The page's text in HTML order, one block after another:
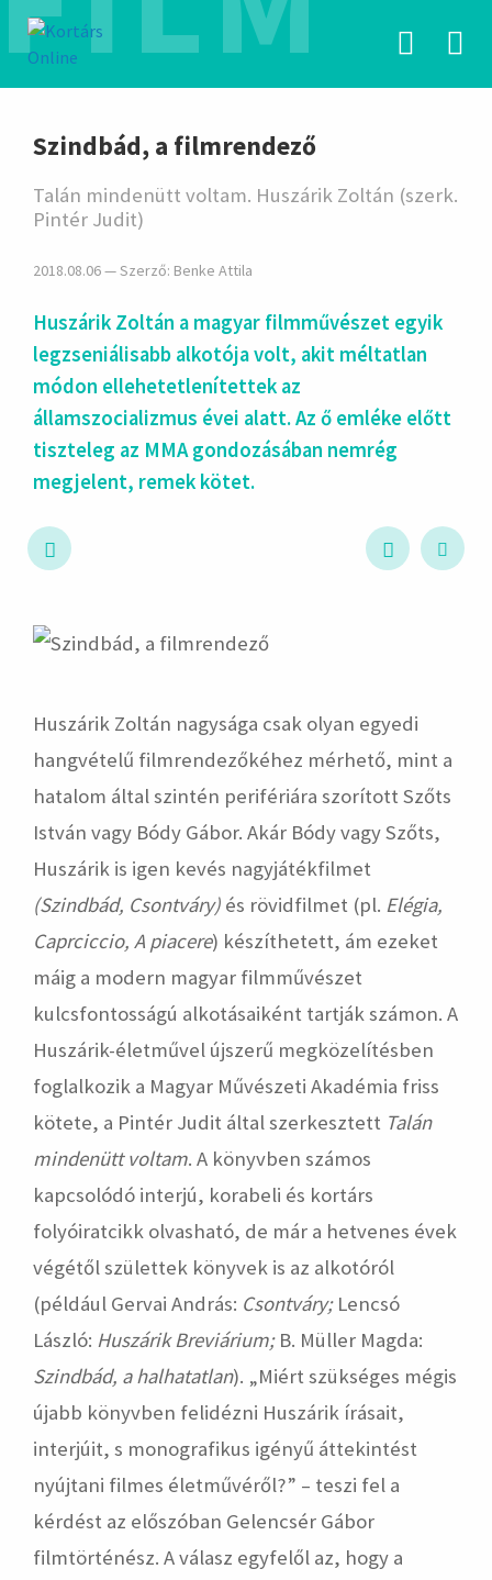
hirdetés
Szindbád, a filmrendező
Talán mindenütt voltam. Huszárik Zoltán (szerk.
Pintér Judit)
2018.08.06 — Szerző: Benke Attila
Huszárik Zoltán a magyar filmművészet egyik
legzseniálisabb alkotója volt, akit méltatlan
módon ellehetetlenítettek az
államszocializmus évei alatt. Az ő emléke előtt
tiszteleg az MMA gondozásában nemrég
megjelent, remek kötet.
hirdetés
Huszárik Zoltán nagysága csak olyan egyedi
hangvételű filmrendezőkéhez mérhető, mint a
hatalom által szintén perifériára szorított Szőts
István vagy Bódy Gábor. Akár Bódy vagy Szőts,
Huszárik is igen kevés nagyjátékfilmet
(Szindbád, Csontváry) és rövidfilmet (pl. Elégia,
Caprciccio, A piacere) készíthetett, ám ezeket
máig a modern magyar filmművészet
kulcsfontosságú alkotásaiként tartják számon. A
Huszárik-életművel újszerű megközelítésben
foglalkozik a Magyar Művészeti Akadémia friss
kötete, a Pintér Judit által szerkesztett Talán
mindenütt voltam. A könyvben számos
kapcsolódó interjú, korabeli és kortárs
folyóiratcikk olvasható, de már a hetvenes évek
végétől születtek könyvek is az alkotóról
(például Gervai András: Csontváry;Lencsó
László: Huszárik Breviárium;B. Müller Magda:
Szindbád, a halhatatlan). „Miért szükséges mégis
újabb könyvben felidézni Huszárik írásait,
interjúit, s monografikus igényű áttekintést
nyújtani filmes életművéről?” – teszi fel a
kérdést az előszóban Gelencsér Gábor
filmtörténész. A válasz egyfelől az, hogy a